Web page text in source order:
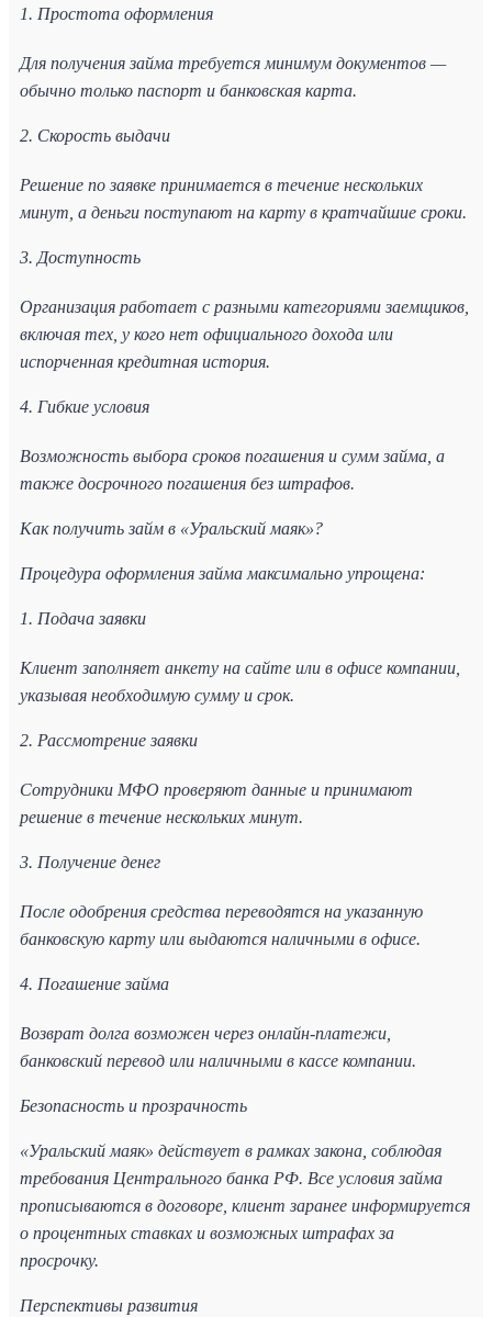
1. Простота оформления
Для получения займа требуется минимум документов —
обычно только паспорт и банковская карта.
2. Скорость выдачи
Решение по заявке принимается в течение нескольких
минут, а деньги поступают на карту в кратчайшие сроки.
3. Доступность
Организация работает с разными категориями заемщиков,
включая тех, у кого нет официального дохода или
испорченная кредитная история.
4. Гибкие условия
Возможность выбора сроков погашения и сумм займа, а
также досрочного погашения без штрафов.
Как получить займ в «Уральский маяк»?
Процедура оформления займа максимально упрощена:
1. Подача заявки
Клиент заполняет анкету на сайте или в офисе компании,
указывая необходимую сумму и срок.
2. Рассмотрение заявки
Сотрудники МФО проверяют данные и принимают
решение в течение нескольких минут.
3. Получение денег
После одобрения средства переводятся на указанную
банковскую карту или выдаются наличными в офисе.
4. Погашение займа
Возврат долга возможен через онлайн-платежи,
банковский перевод или наличными в кассе компании.
Безопасность и прозрачность
«Уральский маяк» действует в рамках закона, соблюдая
требования Центрального банка РФ. Все условия займа
прописываются в договоре, клиент заранее информируется
о процентных ставках и возможных штрафах за
просрочку.
Перспективы развития